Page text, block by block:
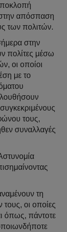
απόσπαση
των πολιτών.
στην
πολίτες μέσω
οι οποίοι
με το
τους,
συναλλαγές
τη
οι οποίες
όπως, πάντοτε